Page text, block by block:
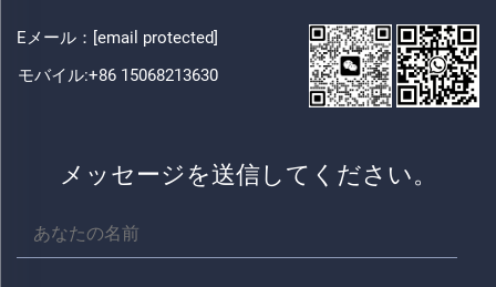
Eメール： [email protected]
モバイル:+86 15068213630
メッセージを送信してください。